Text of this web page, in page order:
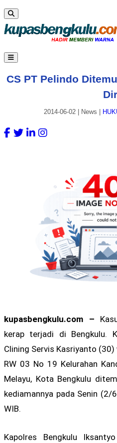
CS PT Pelindo
2014-06-02| News
kupasbengkulu.com –
kerap terjadi di Bengkulu.
Clining Servis Kasriyanto
RW 03 No 19 Kelurahan
Melayu, Kota Bengkulu
kediamannya pada Senin
WIB.
Kapolres Bengkulu